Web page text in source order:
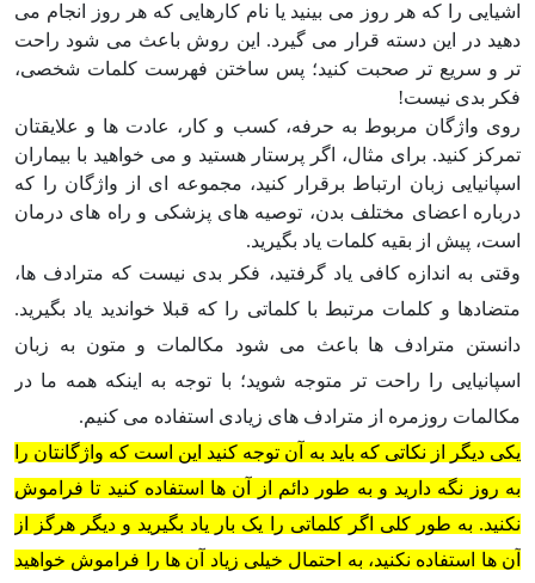
اشیایی را که هر روز می بینید یا نام کارهایی که هر روز انجام می
دهید در این دسته قرار می گیرد. این روش باعث می شود راحت
تر و سریع تر صحبت کنید؛ پس ساختن فهرست کلمات شخصی،
فکر بدی نیست!
روی واژگان مربوط به حرفه، کسب و کار، عادت ها و علایقتان
تمرکز کنید. برای مثال، اگر پرستار هستید و می خواهید با بیماران
اسپانیایی زبان ارتباط برقرار کنید، مجموعه ای از واژگان را که
درباره اعضای مختلف بدن، توصیه های پزشکی و راه های درمان
است، پیش از بقیه کلمات یاد بگیرید.
وقتی به اندازه کافی یاد گرفتید، فکر بدی نیست که مترادف ها،
متضادها و کلمات مرتبط با کلماتی را که قبلا خواندید یاد بگیرید.
دانستن مترادف ها باعث می شود مکالمات و متون به زبان
اسپانیایی را راحت تر متوجه شوید؛ با توجه به اینکه همه ما در
مکالمات روزمره از مترادف های زیادی استفاده می کنیم.
یکی دیگر از نکاتی که باید به آن توجه کنید این است که واژگانتان را
به روز نگه دارید و به طور دائم از آن ها استفاده کنید تا فراموش
نکنید. به طور کلی اگر کلماتی را یک بار یاد بگیرید و دیگر هرگز از
آن ها استفاده نکنید، به احتمال خیلی زیاد آن ها را فراموش خواهید